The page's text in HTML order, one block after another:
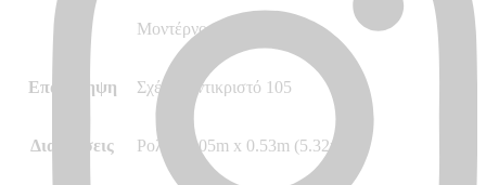
Μοντέρνο
Επανάληψη Σχέδιο αντικριστό 105
Διαστάσεις Ρολό 10.05m x 0.53m (5.32m²)